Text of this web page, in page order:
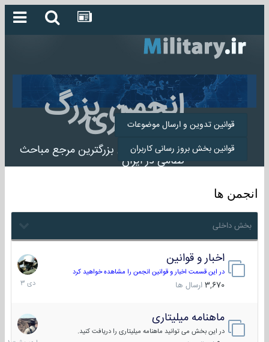
انجمن بزرگ
میلیتاری
انجمن میلیتاری بزرگترین مرجع مباحث
نظامی در ایران
قوانین تدوین و ارسال موضوعات
قوانین بخش بروز رسانی کاربران
انجمن ها
بخش داخلی
اخبار و قوانین
در این قسمت اخبار و قوانین انجمن را مشاهده خواهید کرد
3,670 ارسال ها
22
دی
1403
ماهنامه میلیتاری
در این بخش می توانید ماهنامه میلیتاری را دریافت کنید.
30